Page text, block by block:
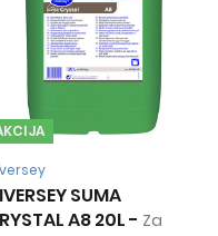
SUMA
A8 20L- Za